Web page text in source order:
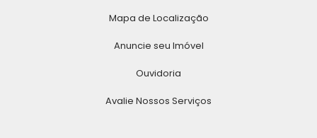
Mapa de Localização
Anuncie seu Imóvel
Ouvidoria
Avalie Nossos Serviços